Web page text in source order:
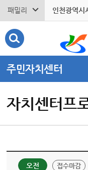
패밀리 인천광역시
주민자치센터
자치센터프
오전 접수마감